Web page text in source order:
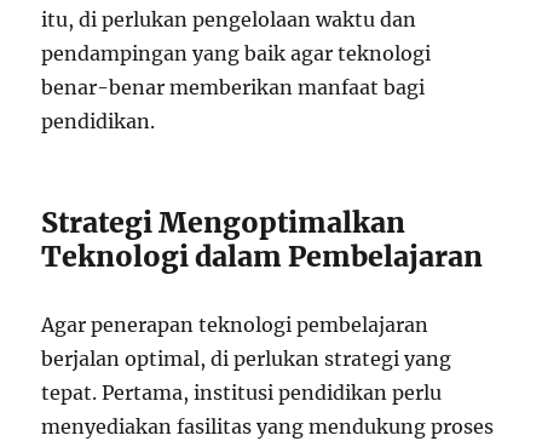
itu, di perlukan pengelolaan waktu dan
pendampingan yang baik agar teknologi
benar-benar memberikan manfaat bagi
pendidikan.
Strategi Mengoptimalkan
Teknologi dalam Pembelajaran
Agar penerapan teknologi pembelajaran
berjalan optimal, di perlukan strategi yang
tepat. Pertama, institusi pendidikan perlu
menyediakan fasilitas yang mendukung proses